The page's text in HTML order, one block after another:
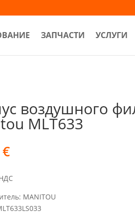
ЗАПЧАСТИ УСЛУГИ
воздушного
MLT633
€
MANITOU